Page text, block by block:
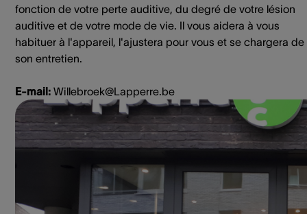
fonction de votre perte auditive, du degré de votre lésion
auditive et de votre mode de vie. Il vous aidera à vous
habituer à l'appareil, l'ajustera pour vous et se chargera de
son entretien.
E-mail: Willebroek@Lapperre.be